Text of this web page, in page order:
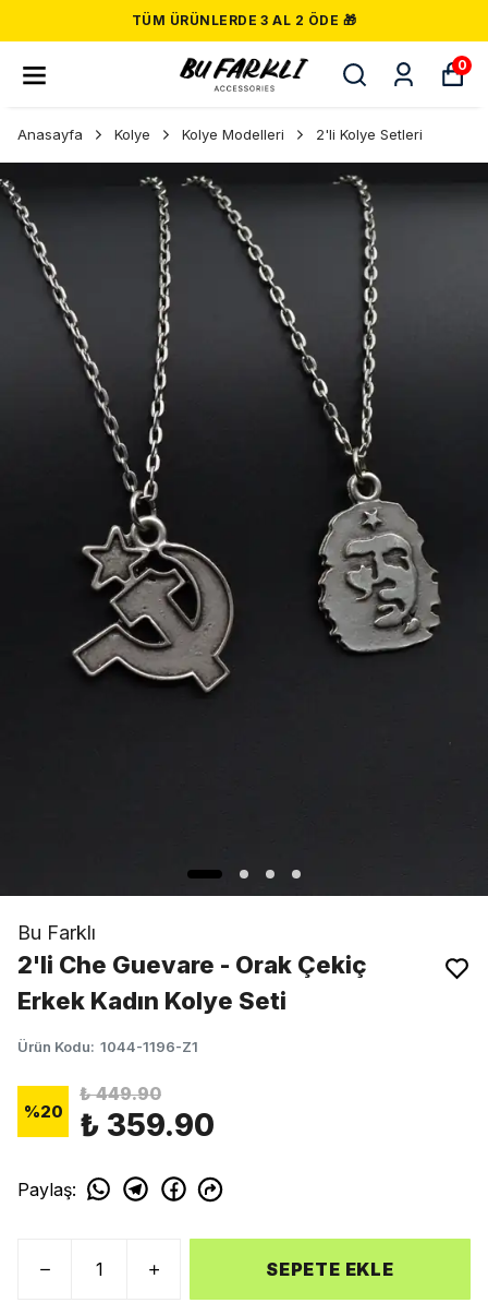
TÜM ÜRÜNLERDE 3 AL 2 ÖDE 🎁
0
Anasayfa Kolye Kolye Modelleri 2'li Kolye Setleri
Bu Farklı
2'li Che Guevare - Orak Çekiç
Erkek Kadın Kolye Seti
Ürün Kodu: 1044-1196-Z1
%20
₺ 449.90
₺ 359.90
Paylaş:
SEPETE EKLE